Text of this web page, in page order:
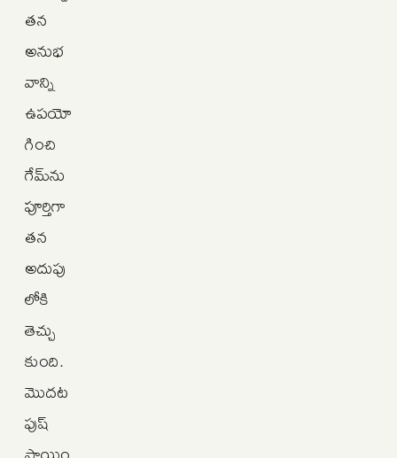
తన
అనుభ
వాన్ని
ఉపయో
గించి
గేమ్‌ను
పూర్తిగా
తన
అదుపు
లోకి
తెచ్చు
కుంది.
మొదట
పుష్